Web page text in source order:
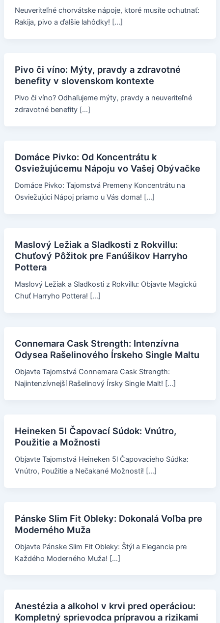
Neuveriteľné chorvátske nápoje, ktoré musíte ochutnať:
Rakija, pivo a ďalšie lahôdky! […]
Pivo či víno: Mýty, pravdy a zdravotné
benefity v slovenskom kontexte
Pivo či víno? Odhaľujeme mýty, pravdy a neuveriteľné
zdravotné benefity […]
Domáce Pivko: Od Koncentrátu k
Osviežujúcemu Nápoju vo Vašej Obývačke
Domáce Pivko: Tajomstvá Premeny Koncentrátu na
Osviežujúci Nápoj priamo u Vás doma! […]
Maslový Ležiak a Sladkosti z Rokvillu:
Chuťový Pôžitok pre Fanúšikov Harryho
Pottera
Maslový Ležiak a Sladkosti z Rokvillu: Objavte Magickú
Chuť Harryho Pottera! […]
Connemara Cask Strength: Intenzívna
Odysea Rašelinového Írskeho Single Maltu
Objavte Tajomstvá Connemara Cask Strength:
Najintenzívnejší Rašelinový Írsky Single Malt! […]
Heineken 5l Čapovací Súdok: Vnútro,
Použitie a Možnosti
Objavte Tajomstvá Heineken 5l Čapovacieho Súdka:
Vnútro, Použitie a Nečakané Možnosti! […]
Pánske Slim Fit Obleky: Dokonalá Voľba pre
Moderného Muža
Objavte Pánske Slim Fit Obleky: Štýl a Elegancia pre
Každého Moderného Muža! […]
Anestézia a alkohol v krvi pred operáciou:
Kompletný sprievodca prípravou a rizikami